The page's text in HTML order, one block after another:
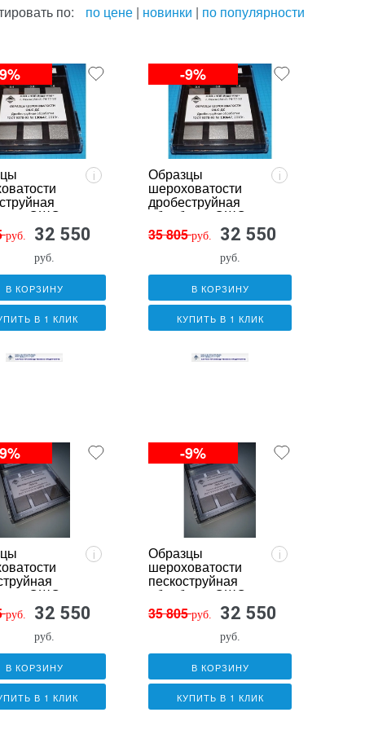
по: по цене | новинки | по популярности
ОШС-
i
руб. 32 550
руб.
В КОРЗИНУ
В 1 КЛИК
-9%
Образцы
шероховатости
дробеструйная
обработка ОШС-
ДС (латунь)
i
35 805руб. 32 550
руб.
В КОРЗИНУ
КУПИТЬ В 1 КЛИК
ОШС-
i
руб. 32 550
руб.
В КОРЗИНУ
В 1 КЛИК
-9%
Образцы
шероховатости
пескоструйная
обработка ОШС-
ПС (латунь)
i
35 805руб. 32 550
руб.
В КОРЗИНУ
КУПИТЬ В 1 КЛИК